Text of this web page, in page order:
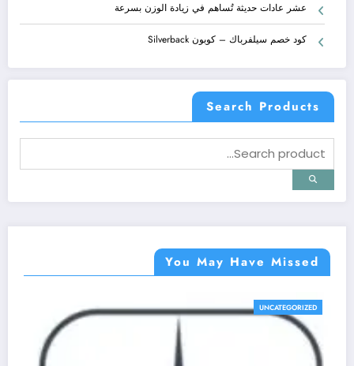
عشر عادات حديثة تُساهم في زيادة الوزن بسرعة
كود خصم سيلفرباك – كوبون Silverback
Search Products
You May Have Missed
UNCATEGORIZED